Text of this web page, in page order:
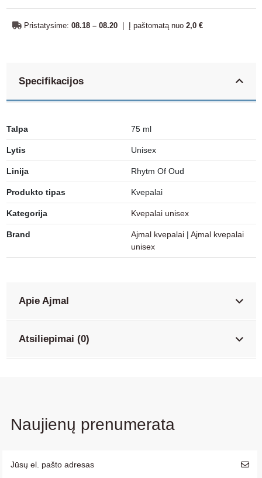
Pristatysime: 08.18 – 08.20 | Į paštomatą nuo 2,0 €
Specifikacijos
Talpa 75 ml
Lytis Unisex
Linija Rhytm Of Oud
Produkto tipas Kvepalai
Kategorija Kvepalai unisex
Brand Ajmal kvepalai | Ajmal kvepalai
unisex
Apie Ajmal
Atsiliepimai (0)
Naujienų prenumerata